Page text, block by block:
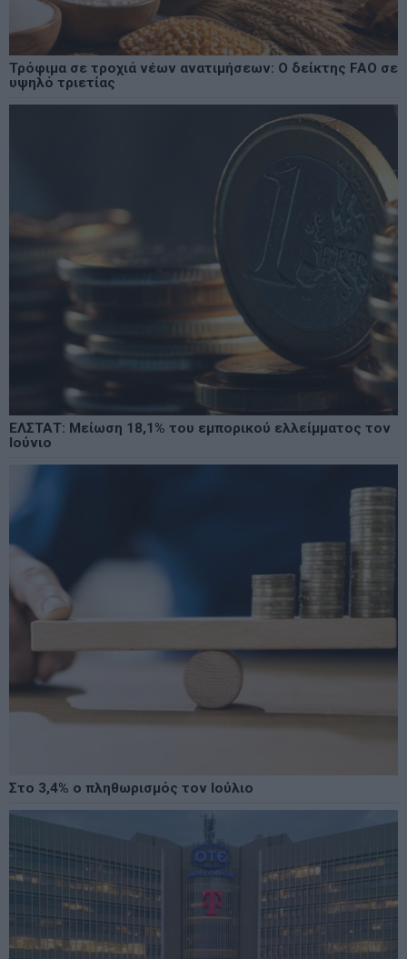
Τρόφιμα σε τροχιά νέων ανατιμήσεων: Ο δείκτης FAO σε
υψηλό τριετίας
ΕΛΣΤΑΤ: Μείωση 18,1% του εμπορικού ελλείμματος τον
Ιούνιο
Στο 3,4% ο πληθωρισμός τον Ιούλιο